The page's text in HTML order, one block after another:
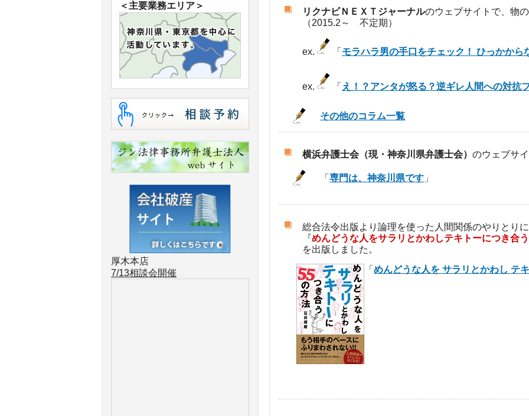
リクナビＮＥＸＴジャーナルのウェブサイトで、物
（2015.2～ 不定期）
ex. 「 モラハラ男の手口をチェック！ ひっかから
ex. 「 え！？アンタが怒る？逆ギレ人間への対抗
その他のコラム一覧
横浜弁護士会（現・神奈川県弁護士会） のウェブサ
「 専門は、神奈川県です 」
総合法令出版より論理を使った人間関係のやりとり
『めんどうな人をサラリとかわしテキトーにつき合
を出版しました。
「 めんどうな人を サラリとかわし テ
＜主要業務エリア＞
厚木本店
7/13相談会開催